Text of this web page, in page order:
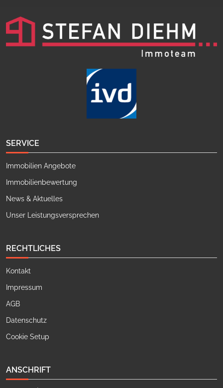
SERVICE
Immobilien Angebote
Immobilienbewertung
News & Aktuelles
Unser Leistungsversprechen
RECHTLICHES
Kontakt
Impressum
AGB
Datenschutz
Cookie Setup
ANSCHRIFT